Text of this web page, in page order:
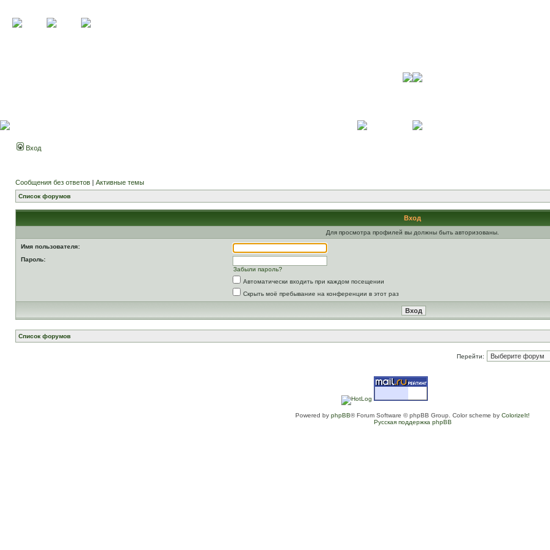
Вход
Сообщения без ответов | Активные темы
Список форумов
Вход
Для просмотра профилей вы должны быть авторизованы.
Имя пользователя:
Пароль:
Забыли пароль?
Автоматически входить при каждом посещении
Скрыть моё пребывание на конференции в этот раз
Список форумов
Перейти:
Powered by phpBB® Forum Software © phpBB Group. Color scheme by ColorizeIt!
Русская поддержка phpBB